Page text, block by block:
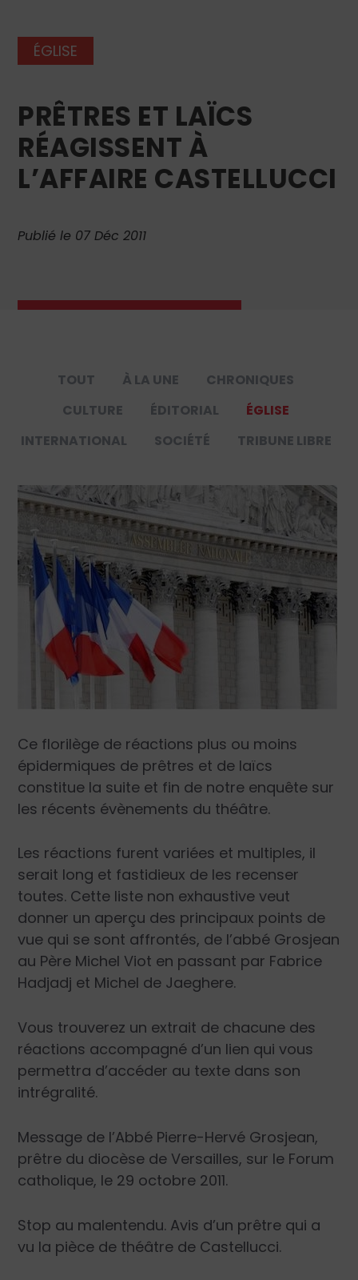
ÉGLISE
PRÊTRES ET LAÏCS
RÉAGISSENT À
L’AFFAIRE CASTELLUCCI
Publié le 07 Déc 2011
TOUT À LA UNE
CHRONIQUES
CULTURE
ÉDITORIAL
ÉGLISE
INTERNATIONAL
SOCIÉTÉ TRIBUNE LIBRE
Ce florilège de réactions plus ou moins
épidermiques de prêtres et de laïcs
constitue la suite et fin de notre enquête sur
les récents évènements du théâtre.
Les réactions furent variées et multiples, il
serait long et fastidieux de les recenser
toutes. Cette liste non exhaustive veut
donner un aperçu des principaux points de
vue qui se sont affrontés, de l’abbé Grosjean
au Père Michel Viot en passant par Fabrice
Hadjadj et Michel de Jaeghere.
Vous trouverez un extrait de chacune des
réactions accompagné d’un lien qui vous
permettra d’accéder au texte dans son
intrégralité.
Message de l’Abbé Pierre-Hervé Grosjean,
prêtre du diocèse de Versailles, sur le Forum
catholique, le 29 octobre 2011.
Stop au malentendu. Avis d’un prêtre qui a
vu la pièce de théâtre de Castellucci.